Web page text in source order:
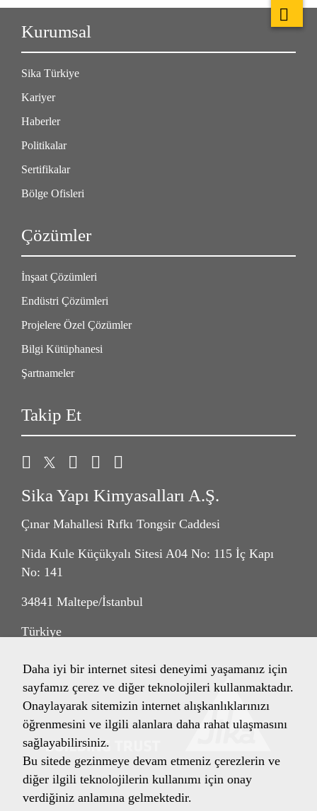
Kurumsal
Sika Türkiye
Kariyer
Haberler
Politikalar
Sertifikalar
Bölge Ofisleri
Çözümler
İnşaat Çözümleri
Endüstri Çözümleri
Projelere Özel Çözümler
Bilgi Kütüphanesi
Şartnameler
Takip Et
Sika Yapı Kimyasalları A.Ş.
Çınar Mahallesi Rıfkı Tongsir Caddesi
Nida Kule Küçükyalı Sitesi A04 No: 115 İç Kapı
No: 141
34841 Maltepe/İstanbul
Türkiye
Daha iyi bir internet sitesi deneyimi yaşamanız için
sayfamız çerez ve diğer teknolojileri kullanmaktadır.
Onaylayarak sitemizin internet alışkanlıklarınızı
öğrenmesini ve ilgili alanlara daha rahat ulaşmasını
sağlayabilirsiniz.
Bu sitede gezinmeye devam etmeniz çerezlerin ve
diğer ilgili teknolojilerin kullanımı için onay
verdiğiniz anlamına gelmektedir.